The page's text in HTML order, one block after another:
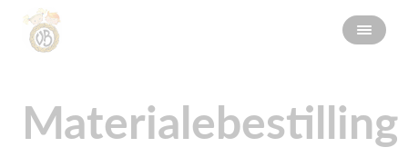
Materialebestilling